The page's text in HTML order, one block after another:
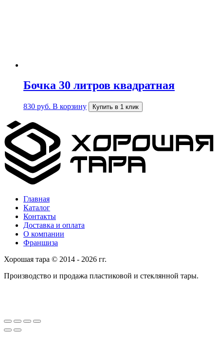
Бочка 30 литров квадратная
830 руб. В корзину Купить в 1 клик
Главная
Каталог
Контакты
Доставка и оплата
О компании
Франшиза
Хорошая тара © 2014 - 2026 гг.
Производство и продажа пластиковой и стеклянной тары.